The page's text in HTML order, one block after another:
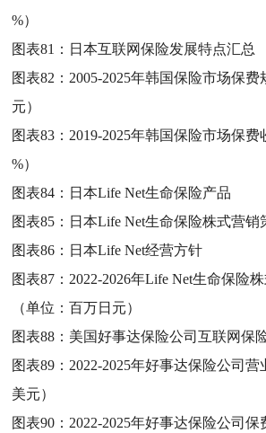
%）
图表81： 日本互联网保险发展特点汇总
图表82： 2005-2025年韩国保险市场保
元）
图表83： 2019-2025年韩国保险市场保费
%）
图表84： 日本Life Net生命保险产品
图表85： 日本Life Net生命保险株式营销
图表86： 日本Life Net经营方针
图表87： 2022-2026年Life Net生命保险
（单位：百万日元）
图表88： 美国好事达保险公司互联网保
图表89： 2022-2025年好事达保险公司
美元）
图表90： 2022-2025年好事达保险公司